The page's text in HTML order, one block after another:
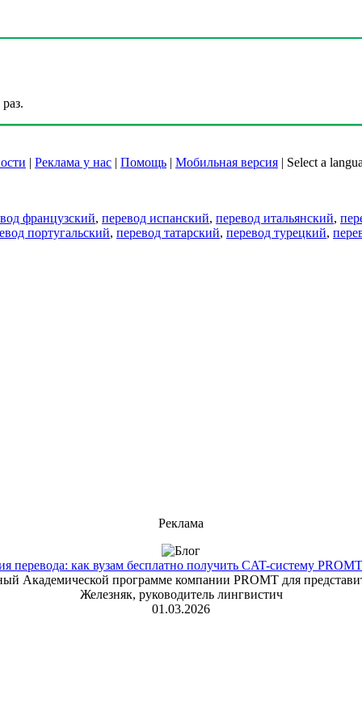
| Реклама у нас | Помощь | Мобильная версия | Select a
французский, перевод испанский, перевод итальянский,
португальский, перевод татарский, перевод турецкий,
Реклама
перевода: как вузам бесплатно получить CAT-систему
Академической программе компании PROMT для
Железняк, руководитель лингвистич
01.03.2026